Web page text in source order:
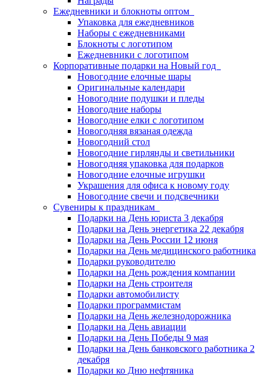
Ежедневники и блокноты оптом
Упаковка для ежедневников
Наборы с ежедневниками
Блокноты с логотипом
Ежедневники с логотипом
Корпоративные подарки на Новый год
Новогодние елочные шары
Оригинальные календари
Новогодние подушки и пледы
Новогодние наборы
Новогодние елки с логотипом
Новогодняя вязаная одежда
Новогодний стол
Новогодние гирлянды и светильники
Новогодняя упаковка для подарков
Новогодние елочные игрушки
Украшения для офиса к новому году
Новогодние свечи и подсвечники
Сувениры к праздникам
Подарки на День юриста 3 декабря
Подарки на День энергетика 22 декабря
Подарки на День России 12 июня
Подарки на День медицинского работника
Подарки руководителю
Подарки на День рождения компании
Подарки на День строителя
Подарки автомобилисту
Подарки программистам
Подарки на День железнодорожника
Подарки на День авиации
Подарки на День Победы 9 мая
Подарки на День банковского работника 2
декабря
Подарки ко Дню нефтяника